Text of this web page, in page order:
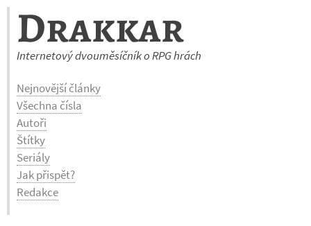
Drakkar
Internetový dvouměsíčník o RPG hrách
Nejnovější články
Všechna čísla
Autoři
Štítky
Seriály
Jak přispět?
Redakce